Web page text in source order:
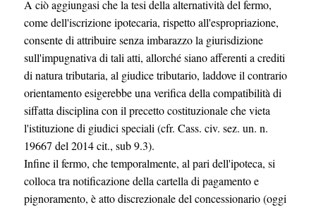
A ciò aggiungasi che la tesi della alternatività del fermo,
come dell'iscrizione ipotecaria, rispetto all'espropriazione,
consente di attribuire senza imbarazzo la giurisdizione
sull'impugnativa di tali atti, allorché siano afferenti a crediti
di natura tributaria, al giudice tributario, laddove il contrario
orientamento esigerebbe una verifica della compatibilità di
siffatta disciplina con il precetto costituzionale che vieta
l'istituzione di giudici speciali (cfr. Cass. civ. sez. un. n.
19667 del 2014 cit., sub 9.3).
Infine il fermo, che temporalmente, al pari dell'ipoteca, si
colloca tra notificazione della cartella di pagamento e
pignoramento, è atto discrezionale del concessionario (oggi